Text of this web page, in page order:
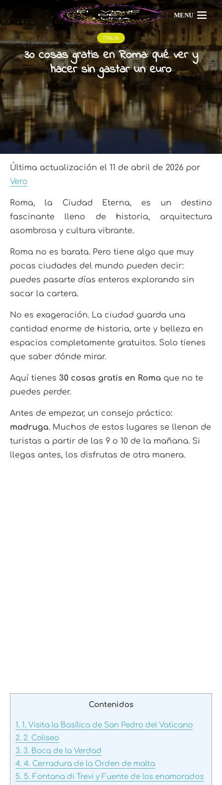
MENU
ITALIA
30 cosas gratis en Roma: qué ver y
hacer sin gastar un euro
Última actualización el 11 de abril de 2026 por
Vero
Roma, la Ciudad Eterna, es un destino
fascinante lleno de historia, arquitectura
asombrosa y cultura vibrante.
Roma no es barata. Pero tiene algo que muy
pocas ciudades del mundo pueden decir:
puedes pasarte días enteros explorando sin
sacar la cartera.
No es exageración. La ciudad guarda una
cantidad enorme de historia, arte y belleza en
espacios completamente gratuitos. Solo tienes
que saber dónde mirar.
Aquí tienes 30 cosas gratis en Roma que no te
puedes perder.
Antes de empezar, un consejo práctico:
madruga. Muchos de estos lugares se llenan de
turistas a partir de las 9 o 10 de la mañana. Si
llegas antes, los disfrutas de otra manera.
Contenidos
1. 1. Visita la Basílica de San Pedro del Vaticano
2. 2. Coliseo
3. 3. Boca de la Verdad
4. 4. Cerradura de la Orden de malta
5. 5. Fontana di Trevi y Fuente de los enamorados